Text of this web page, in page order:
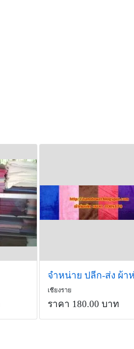
เชียงราย
ราคา 180.00 บาท